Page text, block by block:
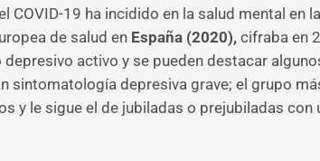
COVID-19 ha incidido en la salud mental en la
de salud en España (2020), cifraba en
activo y se pueden destacar
sintomatología depresiva grave; el grupo
y le sigue el de jubiladas o prejubiladas con